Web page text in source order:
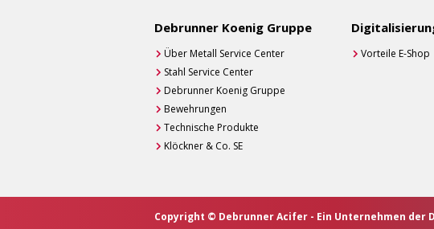
Debrunner Koenig Gruppe
Über Metall Service Center
Stahl Service Center
Debrunner Koenig Gruppe
Bewehrungen
Technische Produkte
Klöckner & Co. SE
Vorteile E-Shop
Copyright © Debrunner Acifer - Ein Unternehmen der